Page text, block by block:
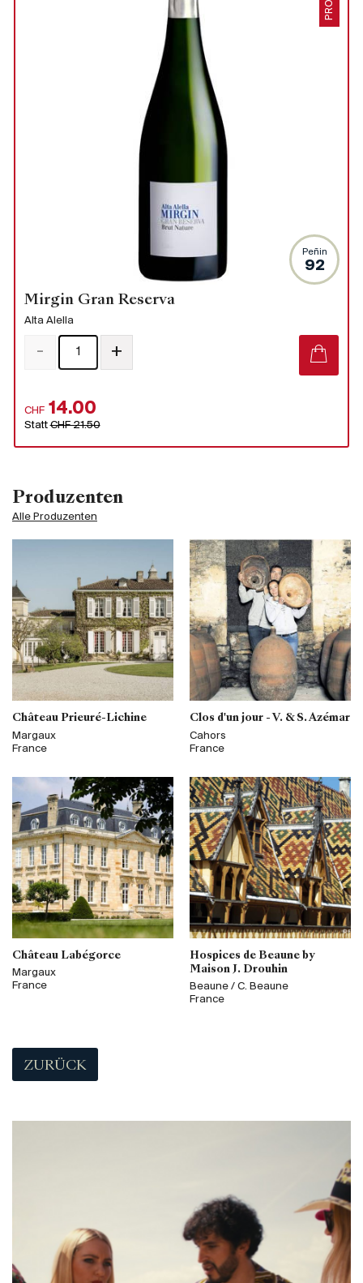
Produzenten
Alle Produzenten
Château Prieuré-Lichine
Margaux
France
Clos d'un jour - V. & S. Azémar
Cahors
France
Château Labégorce
Margaux
France
Hospices de Beaune by
Maison J. Drouhin
Beaune / C. Beaune
France
ZURÜCK
Peñin
92
Mirgin Gran Reserva
Alta Alella
CHF 14.00
StattCHF 21.50
- +